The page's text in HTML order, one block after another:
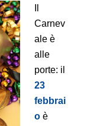
Carnev
ale è
alle
porte: il
23
febbrai
o è